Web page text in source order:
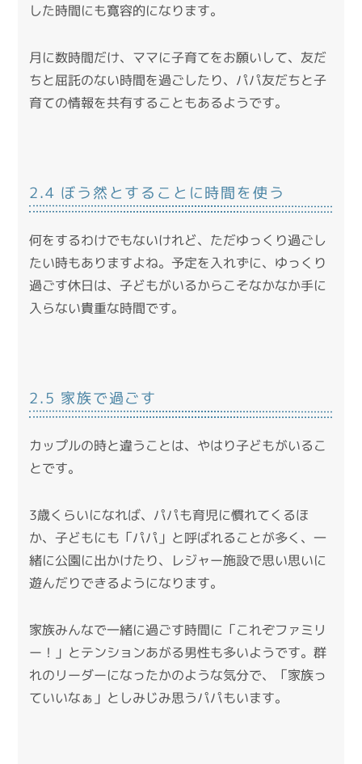
した時間にも寛容的になります。
月に数時間だけ、ママに子育てをお願いして、友だ
ちと屈託のない時間を過ごしたり、パパ友だちと子
育ての情報を共有することもあるようです。
2.4 ぼう然とすることに時間を使う
何をするわけでもないけれど、ただゆっくり過ごし
たい時もありますよね。予定を入れずに、ゆっくり
過ごす休日は、子どもがいるからこそなかなか手に
入らない貴重な時間です。
2.5 家族で過ごす
カップルの時と違うことは、やはり子どもがいるこ
とです。
3歳くらいになれば、パパも育児に慣れてくるほ
か、子どもにも「パパ」と呼ばれることが多く、一
緒に公園に出かけたり、レジャー施設で思い思いに
遊んだりできるようになります。
家族みんなで一緒に過ごす時間に「これぞファミリ
ー！」とテンションあがる男性も多いようです。群
れのリーダーになったかのような気分で、「家族っ
ていいなぁ」としみじみ思うパパもいます。